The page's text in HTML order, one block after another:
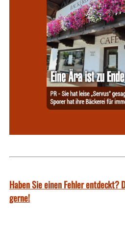
Haben Sie einen Fehler entdeckt?
gerne!